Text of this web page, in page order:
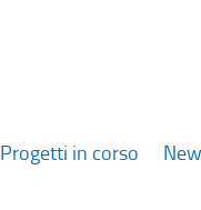
Progetti in corso